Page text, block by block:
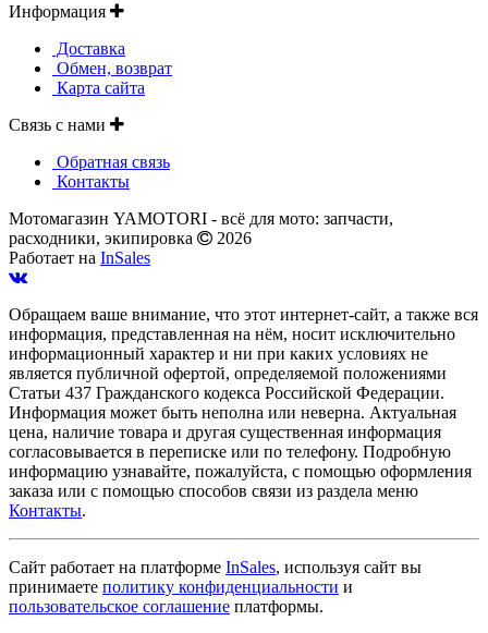
Информация
Доставка
Обмен, возврат
Карта сайта
Связь с нами
Обратная связь
Контакты
Мотомагазин YAMOTORI - всё для мото: запчасти,
расходники, экипировка
2026
Работает на InSales
Обращаем ваше внимание, что этот интернет-сайт, а также вся
информация, представленная на нём, носит исключительно
информационный характер и ни при каких условиях не
является публичной офертой, определяемой положениями
Статьи 437 Гражданского кодекса Российской Федерации.
Информация может быть неполна или неверна. Актуальная
цена, наличие товара и другая существенная информация
согласовывается в переписке или по телефону. Подробную
информацию узнавайте, пожалуйста, с помощью оформления
заказа или с помощью способов связи из раздела меню
Контакты.
Сайт работает на платформе InSales, используя сайт вы
принимаете политику конфиденциальности и
пользовательское соглашение платформы.